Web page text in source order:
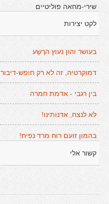
שירי-מחאה פוליטיים
לקט יצירות
בעושר והון נעוץ הרֶשָע
דמוקרטיה, זה לא רק חופש-דיבור
בין רגבי - אדמת חמרה
לא לנצח, אדנותינו!
בהמון זועם רוח מרד נפיח!
קשור אלי